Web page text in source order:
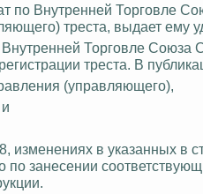
по Внутренней Торговле
треста, выдает ему
Торговле Союза
треста. В
(управляющего),
изменениях в указанных в
занесении